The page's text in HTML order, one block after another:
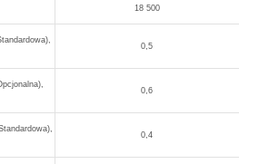
18 500
0,5
0,6
0,4